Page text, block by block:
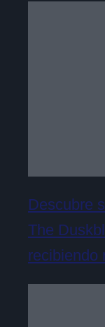
Descubre
The
recibiendo